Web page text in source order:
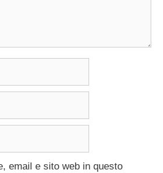
email e sito web in questo